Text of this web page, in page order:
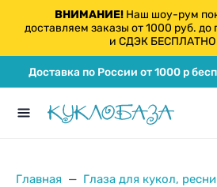
ВНИМАНИЕ!Наш шоу-рум
доставляем заказы от 1000 руб. до
и СДЭК БЕСПЛАТНО
Доставка по России от 1000 р
Главная
Глаза для кукол,